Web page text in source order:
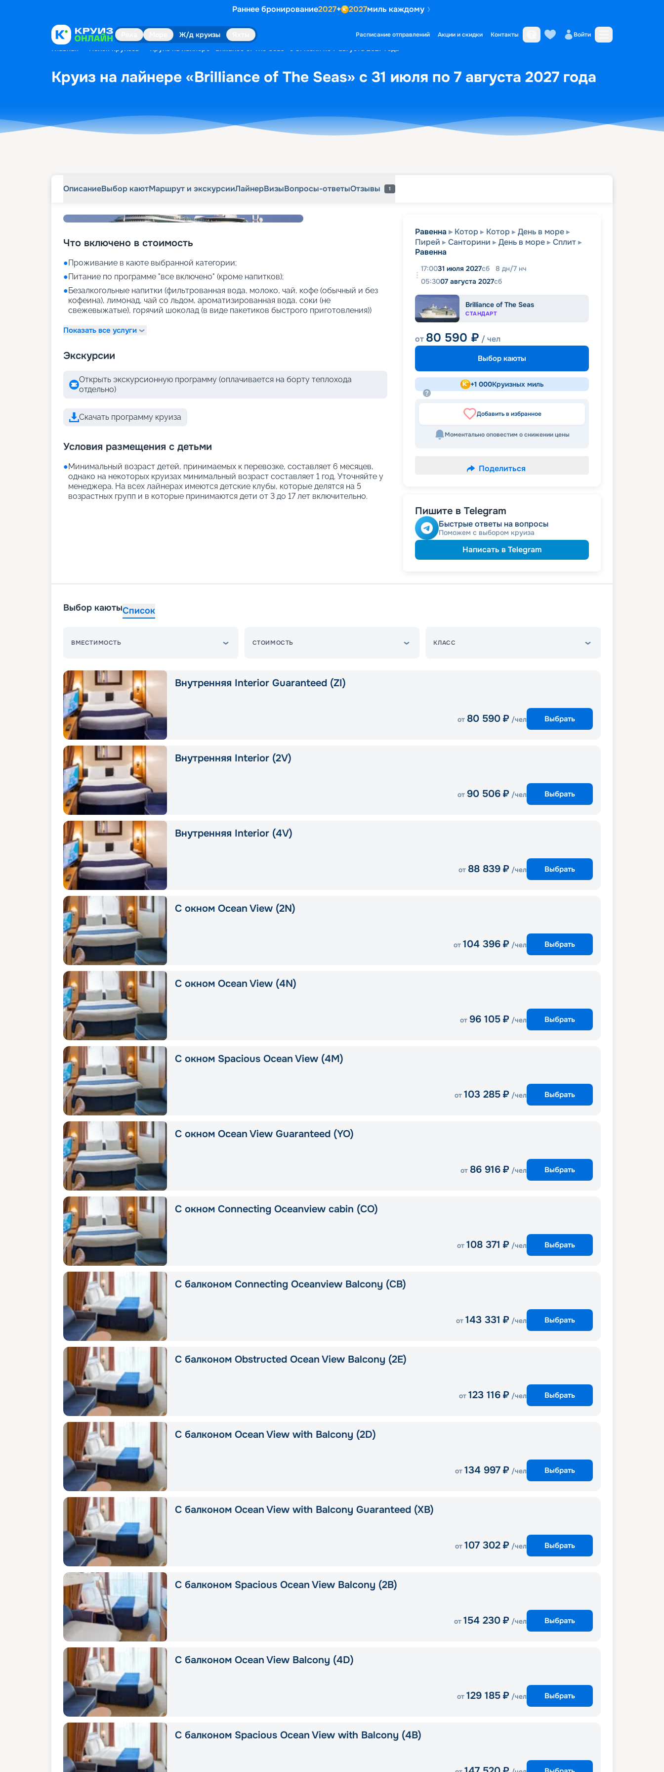
Раннее бронирование2027+ 2027миль каждому
Ж/д круизы Расписание отправлений Акции и скидки Контакты Войти
Главная Поиск круизов Круиз на лайнере «Brilliance of The Seas» с 31 июля по 7 августа 2027 года
Круиз на лайнере «Brilliance of The Seas» с 31 июля по 7 августа 2027 года
ОписаниеВыбор каютМаршрут и экскурсииЛайнерВизыВопросы-ответыОтзывы 1
Что включено в стоимость
●Проживание в каюте выбранной категории;
●Питание по программе "все включено" (кроме напитков);
●Безалкогольные напитки (фильтрованная вода, молоко, чай, кофе (обычный и без
кофеина), лимонад, чай со льдом, ароматизированная вода, соки (не
свежевыжатые), горячий шоколад (в виде пакетиков быстрого приготовления))
Показать все услуги
Экскурсии
Открыть экскурсионную программу (оплачивается на борту теплохода
отдельно)
Скачать программу круиза
Условия размещения с детьми
●Минимальный возраст детей, принимаемых к перевозке, составляет 6 месяцев,
однако на некоторых круизах минимальный возраст составляет 1 год. Уточняйте у
менеджера. На всех лайнерах имеются детские клубы, которые делятся на 5
возрастных групп и в которые принимаются дети от 3 до 17 лет включительно.
Равенна Котор Котор
День в море
Пирей
Санторини День в море
Сплит
Равенна
17:0031 июля 2027сб 8 дн/7 нч
05:3007 августа 2027сб
Brilliance of The Seas
СТАНДАРТ
от 80 590 ₽ / чел
Выбор каюты
+1 000Круизных миль
Добавить в избранное
Моментально оповестим о снижении цены
Поделиться
Пишите в Telegram
Быстрые ответы на вопросы
Поможем с выбором круиза
Написать в Telegram
Выбор каютыСписок
ВМЕСТИМОСТЬ СТОИМОСТЬ КЛАСС
Внутренняя Interior Guaranteed (ZI)
от 80 590 ₽ /чел Выбрать
Внутренняя Interior (2V)
от 90 506 ₽ /чел Выбрать
Внутренняя Interior (4V)
от 88 839 ₽ /чел Выбрать
С окном Ocean View (2N)
от 104 396 ₽ /чел Выбрать
С окном Ocean View (4N)
от 96 105 ₽ /чел Выбрать
С окном Spacious Ocean View (4M)
от 103 285 ₽ /чел Выбрать
С окном Ocean View Guaranteed (YO)
от 86 916 ₽ /чел Выбрать
С окном Connecting Oceanview cabin (CO)
от 108 371 ₽ /чел Выбрать
С балконом Connecting Oceanview Balcony (CB)
от 143 331 ₽ /чел Выбрать
С балконом Obstructed Ocean View Balcony (2E)
от 123 116 ₽ /чел Выбрать
С балконом Ocean View with Balcony (2D)
от 134 997 ₽ /чел Выбрать
С балконом Ocean View with Balcony Guaranteed (XB)
от 107 302 ₽ /чел Выбрать
С балконом Spacious Ocean View Balcony (2B)
от 154 230 ₽ /чел Выбрать
С балконом Ocean View Balcony (4D)
от 129 185 ₽ /чел Выбрать
С балконом Spacious Ocean View with Balcony (4B)